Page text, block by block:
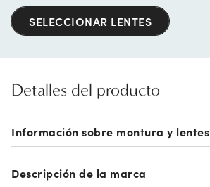
SELECCIONAR LENTES
Detalles del producto
Información sobre montura y lentes
Descripción de la marca